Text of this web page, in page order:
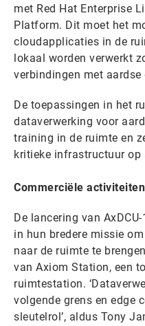
met Red Hat Enterprise
Platform. Dit moet het
cloudapplicaties in de
lokaal worden verwerkt
verbindingen met aardse
De toepassingen in het
dataverwerking voor
training in de ruimte en
kritieke infrastructuur op
Commerciële activiteiten
De lancering van
in hun bredere missie
naar de ruimte te
van Axiom Station, een
ruimtestation.
volgende grens en edge
sleutelrol’, aldus Tony